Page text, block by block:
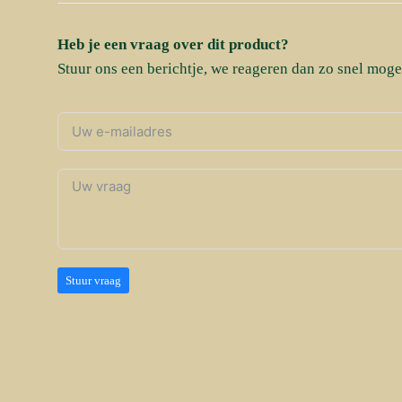
Heb je een vraag over dit product?
Stuur ons een berichtje, we reageren dan zo snel
Stuur vraag